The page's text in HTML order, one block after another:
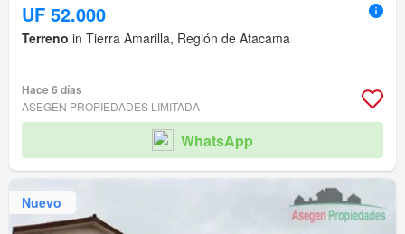
UF 52.000
Terreno in Tierra Amarilla, Región de Atacama
Hace 6 días
ASEGEN PROPIEDADES LIMITADA
WhatsApp
Nuevo